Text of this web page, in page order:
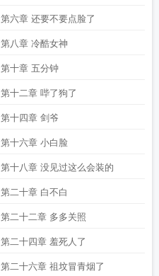
第六章 还要不要点脸了
第八章 冷酷女神
第十章 五分钟
第十二章 哔了狗了
第十四章 剑爷
第十六章 小白脸
第十八章 没见过这么会装的
第二十章 白不白
第二十二章 多多关照
第二十四章 羞死人了
第二十六章 祖坟冒青烟了